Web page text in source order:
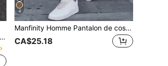
4
Manfinity Homme Pantalon de costume décontracté pour hommes sans ceinture, formel, cérémonie
CA$25.18